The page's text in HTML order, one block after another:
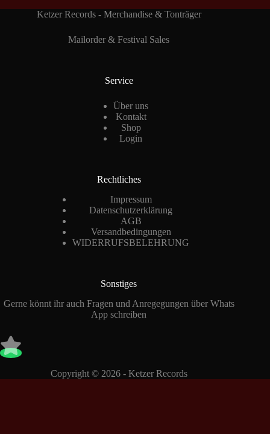
Ketzer Records - Merchandise & Tonträger
Mailorder & Festival Sales
Service
Über uns
Kontakt
Shop
Login
Rechtliches
Impressum
Datenschutzerklärung
AGB
Versandbedingungen
WIDERRUFSBELEHRUNG
Sonstiges
Gerne könnt ihr auch Fragen und Anregegungen über Whats
App schreiben
Copyright © 2026 - Ketzer Records